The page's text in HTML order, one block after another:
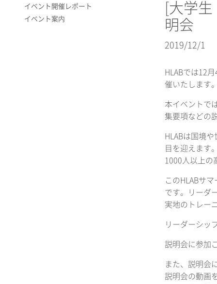
[大学
明会
2019/12/1
HLABでは12
催いたします
本イベントで
集要項などの
HLABは国境
目を迎えます
1000人以上の
このHLABサ
です。リーダ
実地のトレー
リーダーシッ
説明会に参加
また、説明会
説明会の動画
イベント開催レポート
イベント案内